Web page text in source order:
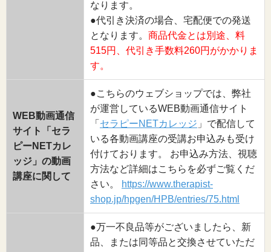
なります。
●代引き決済の場合、宅配便での発送
となります。 商品代金とは別途、料
515円、代引き手数料260円がかかりま
す。
WEB動画通信
サイト「セラ
ピーNETカレ
ッジ」の動画
講座に関して
●こちらのウェブショップでは、弊社
が運営しているWEB動画通信サイト
「 セラピーNETカレッジ 」で配信して
いる各動画講座の受講お申込みも受け
付けております。 お申込み方法、視聴
方法など詳細はこちらを必ずご覧くだ
さい。
https://www.therapist-
shop.jp/hpgen/HPB/entries/75.html
●万一不良品等がございましたら、新
品、または同等品と交換させていただ